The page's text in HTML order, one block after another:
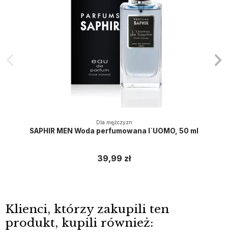
Dla mężczyzn
SAPHIR MEN Woda perfumowana l`UOMO, 50 ml
39,99 zł
Klienci, którzy zakupili ten
produkt, kupili również: